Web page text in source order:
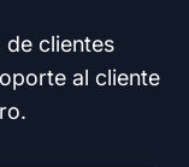
de clientes
al cliente